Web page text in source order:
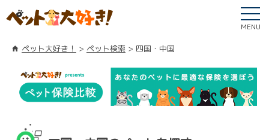
MENU
ペット大好き！ ペット検索 四国・中国